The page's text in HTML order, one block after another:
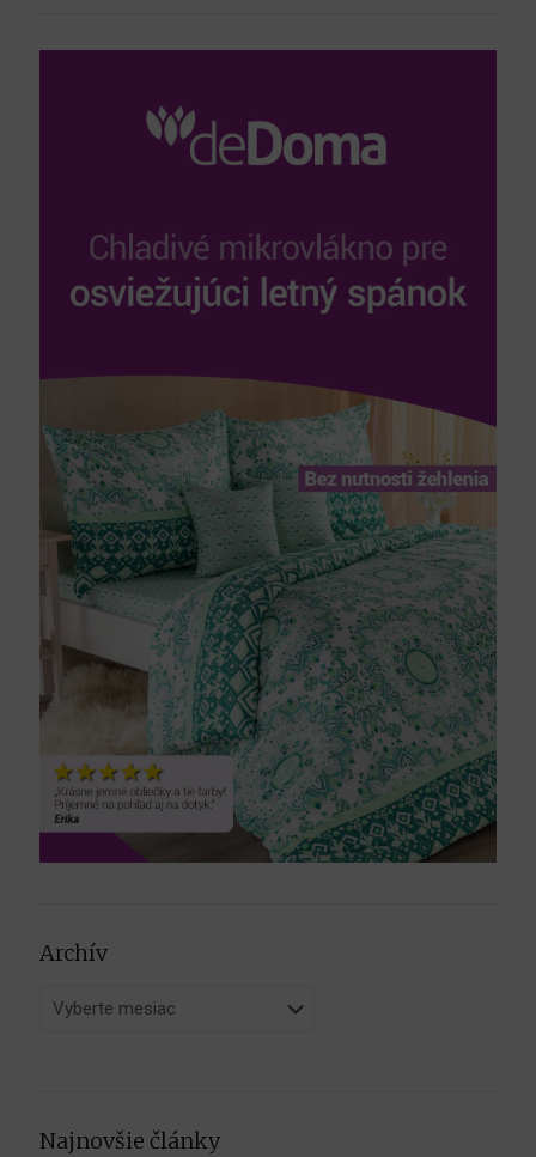
Archív
Najnovšie články